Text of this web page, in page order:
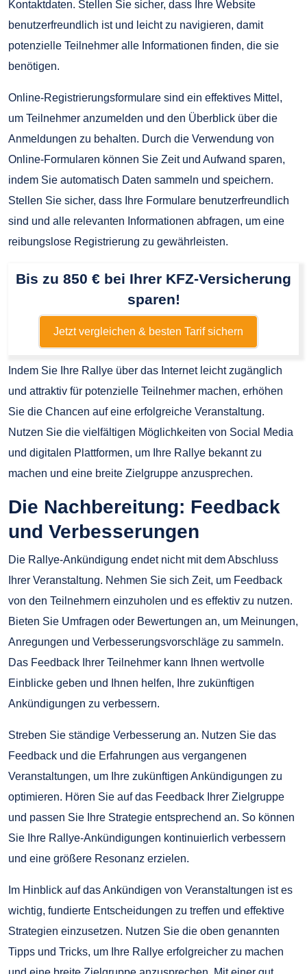
Kontaktdaten. Stellen Sie sicher, dass Ihre Website
benutzerfreundlich ist und leicht zu navigieren, damit
potenzielle Teilnehmer alle Informationen finden, die sie
benötigen.
Online-Registrierungsformulare sind ein effektives Mittel,
um Teilnehmer anzumelden und den Überblick über die
Anmeldungen zu behalten. Durch die Verwendung von
Online-Formularen können Sie Zeit und Aufwand sparen,
indem Sie automatisch Daten sammeln und speichern.
Stellen Sie sicher, dass Ihre Formulare benutzerfreundlich
sind und alle relevanten Informationen abfragen, um eine
reibungslose Registrierung zu gewährleisten.
Bis zu 850 € bei Ihrer KFZ-Versicherung
sparen!
Jetzt vergleichen & besten Tarif sichern
Indem Sie Ihre Rallye über das Internet leicht zugänglich
und attraktiv für potenzielle Teilnehmer machen, erhöhen
Sie die Chancen auf eine erfolgreiche Veranstaltung.
Nutzen Sie die vielfältigen Möglichkeiten von Social Media
und digitalen Plattformen, um Ihre Rallye bekannt zu
machen und eine breite Zielgruppe anzusprechen.
Die Nachbereitung: Feedback
und Verbesserungen
Die Rallye-Ankündigung endet nicht mit dem Abschluss
Ihrer Veranstaltung. Nehmen Sie sich Zeit, um Feedback
von den Teilnehmern einzuholen und es effektiv zu nutzen.
Bieten Sie Umfragen oder Bewertungen an, um Meinungen,
Anregungen und Verbesserungsvorschläge zu sammeln.
Das Feedback Ihrer Teilnehmer kann Ihnen wertvolle
Einblicke geben und Ihnen helfen, Ihre zukünftigen
Ankündigungen zu verbessern.
Streben Sie ständige Verbesserung an. Nutzen Sie das
Feedback und die Erfahrungen aus vergangenen
Veranstaltungen, um Ihre zukünftigen Ankündigungen zu
optimieren. Hören Sie auf das Feedback Ihrer Zielgruppe
und passen Sie Ihre Strategie entsprechend an. So können
Sie Ihre Rallye-Ankündigungen kontinuierlich verbessern
und eine größere Resonanz erzielen.
Im Hinblick auf das Ankündigen von Veranstaltungen ist es
wichtig, fundierte Entscheidungen zu treffen und effektive
Strategien einzusetzen. Nutzen Sie die oben genannten
Tipps und Tricks, um Ihre Rallye erfolgreicher zu machen